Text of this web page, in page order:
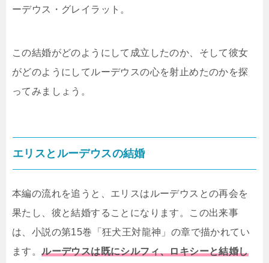
ーデウス・グレイラット。
この結婚がどのようにして成立したのか、そして彼女
がどのようにしてルーデウスの心を射止めたのかを探
ってみましょう。
エリスとルーデウスの結婚
本編の流れを追うと、エリスはルーデウスとの再会を
果たし、彼と結婚することになります。この出来事
は、小説の第15巻「狂犬王対龍神」の章で描かれてい
ます。ルーデウスは既にシルフィ、ロキシーと結婚し